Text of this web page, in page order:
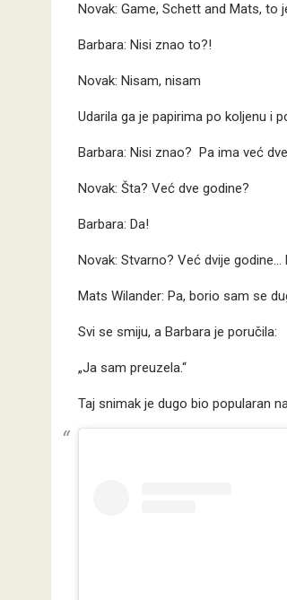
Novak: Game, Schett and Mats, to
Barbara: Nisi znao to?!
Novak: Nisam, nisam
Udarila ga je papirima po koljenu i
Barbara: Nisi znao? Pa ima već
Novak: Šta? Već dve godine?
Barbara: Da!
Novak: Stvarno? Već dvije
Mats Wilander: Pa, borio sam se
Svi se smiju, a Barbara je poručila:
„Ja sam preuzela.“
Taj snimak je dugo bio popularan